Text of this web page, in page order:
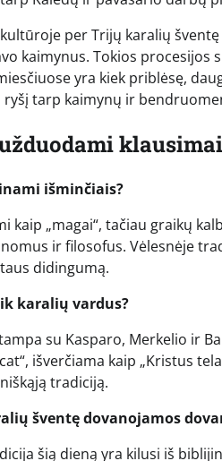
per Trijų karalių
kaimynus. Tokios
yra kiek priblėsę,
tarp kaimynų ir
išminčiais?
kaip „magai“, tačiau graikų
ir filosofus. Vėlesnėje
didingumą.
karalių vardus?
su Kasparo, Merkelio ir
išverčiama kaip „Kristus
tradiciją.
šventę dovanojamos
šią dieną yra kilusi iš